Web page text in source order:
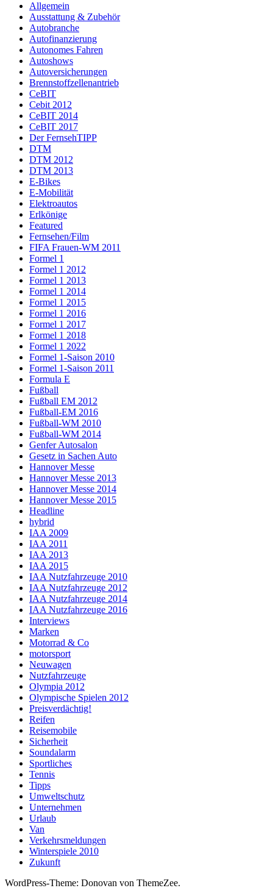
Allgemein
Ausstattung & Zubehör
Autobranche
Autofinanzierung
Autonomes Fahren
Autoshows
Autoversicherungen
Brennstoffzellenantrieb
CeBIT
Cebit 2012
CeBIT 2014
CeBIT 2017
Der FernsehTIPP
DTM
DTM 2012
DTM 2013
E-Bikes
E-Mobilität
Elektroautos
Erlkönige
Featured
Fernsehen/Film
FIFA Frauen-WM 2011
Formel 1
Formel 1 2012
Formel 1 2013
Formel 1 2014
Formel 1 2015
Formel 1 2016
Formel 1 2017
Formel 1 2018
Formel 1 2022
Formel 1-Saison 2010
Formel 1-Saison 2011
Formula E
Fußball
Fußball EM 2012
Fußball-EM 2016
Fußball-WM 2010
Fußball-WM 2014
Genfer Autosalon
Gesetz in Sachen Auto
Hannover Messe
Hannover Messe 2013
Hannover Messe 2014
Hannover Messe 2015
Headline
hybrid
IAA 2009
IAA 2011
IAA 2013
IAA 2015
IAA Nutzfahrzeuge 2010
IAA Nutzfahrzeuge 2012
IAA Nutzfahrzeuge 2014
IAA Nutzfahrzeuge 2016
Interviews
Marken
Motorrad & Co
motorsport
Neuwagen
Nutzfahrzeuge
Olympia 2012
Olympische Spielen 2012
Preisverdächtig!
Reifen
Reisemobile
Sicherheit
Soundalarm
Sportliches
Tennis
Tipps
Umweltschutz
Unternehmen
Urlaub
Van
Verkehrsmeldungen
Winterspiele 2010
Zukunft
WordPress-Theme: Donovan von ThemeZee.